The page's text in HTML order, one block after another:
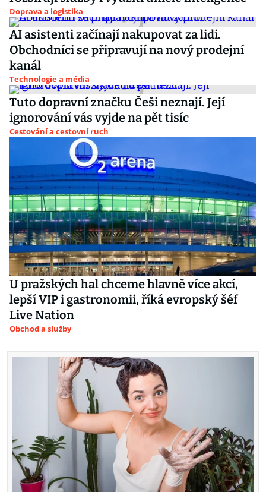
Doprava a logistika
AI asistenti začínají nakupovat za lidi.
Obchodníci se připravují na nový prodejní
kanál
Technologie a média
Tuto dopravní značku Češi neznají. Její
ignorování vás vyjde na pět tisíc
Cestování a cestovní ruch
U pražských hal chceme hlavně více akcí,
lepší VIP i gastronomii, říká evropský šéf
Live Nation
Obchod a služby